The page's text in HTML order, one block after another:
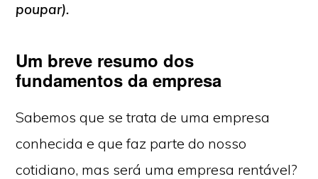
poupar).
Um breve resumo dos
fundamentos da empresa
Sabemos que se trata de uma empresa
conhecida e que faz parte do nosso
cotidiano, mas será uma empresa rentável?